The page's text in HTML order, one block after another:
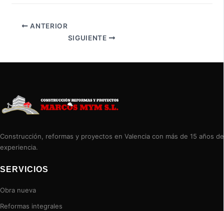
ANTERIOR
SIGUIENTE
Construcción, reformas y proyectos en Valencia con más de 15 años de
experiencia.
SERVICIOS
Obra nueva
Reformas integrales